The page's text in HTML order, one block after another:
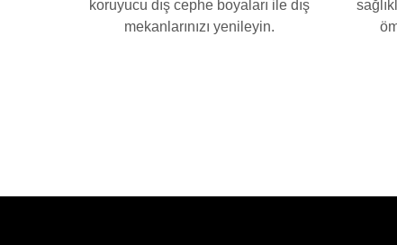
koruyucu dış cephe boyaları ile dış
mekanlarınızı yenileyin.